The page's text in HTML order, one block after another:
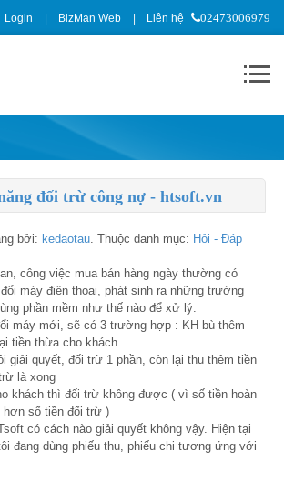
Login BizMan Web Liên hệ 02473006979
đối trừ công nợ - htsoft.vn
bởi: kedaotau. Thuộc danh mục: Hỏi - Đáp
công việc mua bán hàng ngày thường có
máy điện thoại, phát sinh ra những trường
phần mềm như thế nào để xử lý.
máy mới, sẽ có 3 trường hợp : KH bù thêm
tiền thừa cho khách
giải quyết, đối trừ 1 phần, còn lại thu thêm tiền
là xong
khách thì đối trừ không được ( vì số tiền hoàn
hơn số tiền đối trừ )
có cách nào giải quyết không vậy. Hiện tại
đang dùng phiếu thu, phiếu chi tương ứng với